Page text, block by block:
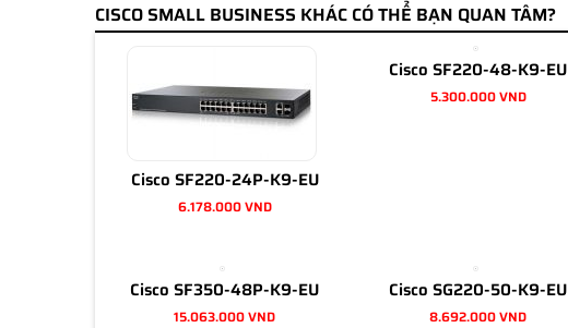
CISCO SMALL BUSINESS KHÁC CÓ THỂ BẠN QUAN TÂM?
Cisco SF220-24P-K9-EU
6.178.000 VND
Cisco SF220-48-K9-EU
5.300.000 VND
Cisco SF350-48P-K9-EU
15.063.000 VND
Cisco SG220-50-K9-EU
8.692.000 VND